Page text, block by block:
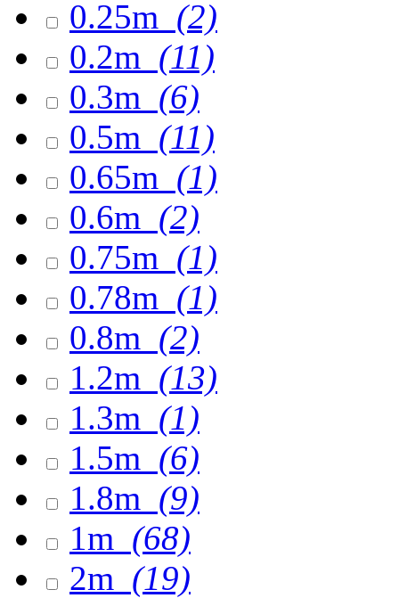
0.25m (2)
0.2m (11)
0.3m (6)
0.5m (11)
0.65m (1)
0.6m (2)
0.75m (1)
0.78m (1)
0.8m (2)
1.2m (13)
1.3m (1)
1.5m (6)
1.8m (9)
1m (68)
2m (19)